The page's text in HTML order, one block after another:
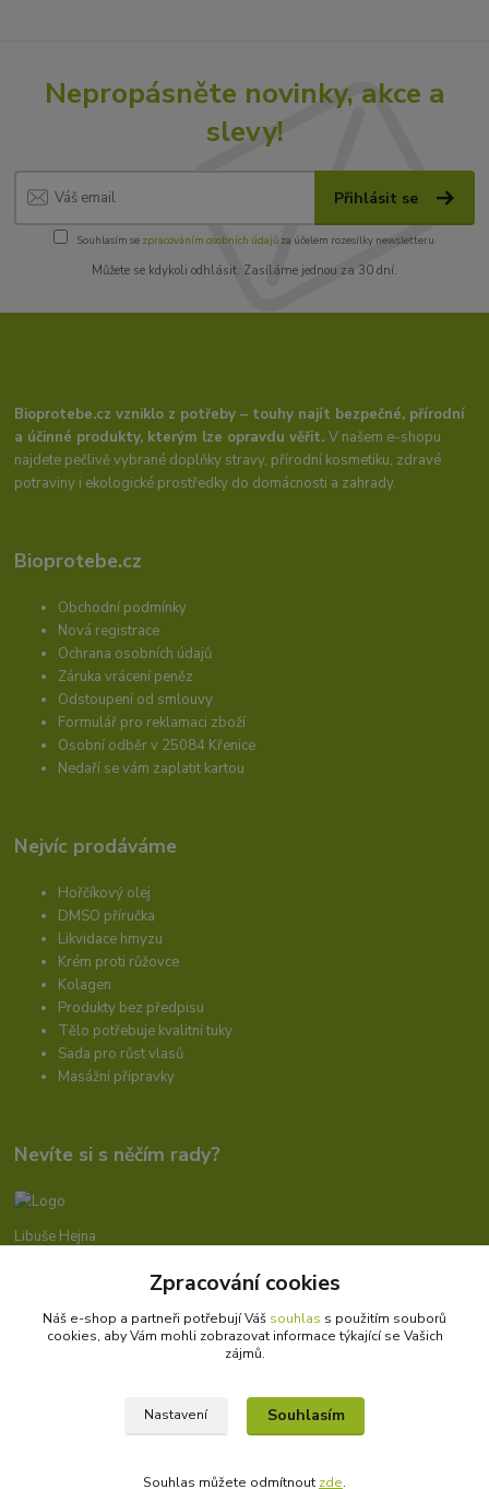
Nepropásněte novinky, akce a
slevy!
Přihlásit se
Souhlasím se zpracováním osobních údajůza účelem rozesílky newsletteru.
Můžete se kdykoli odhlásit. Zasíláme jednou za 30 dní.
Bioprotebe.cz vzniklo z potřeby – touhy najít bezpečné, přírodní
a účinné produkty, kterým lze opravdu věřit.V našem e-shopu
najdete pečlivě vybrané doplňky stravy, přírodní kosmetiku, zdravé
potraviny i ekologické prostředky do domácnosti a zahrady.
Bioprotebe.cz
Obchodní podmínky
Nová registrace
Ochrana osobních údajů
Záruka vrácení peněz
Odstoupení od smlouvy
Formulář pro reklamaci zboží
Osobní odběr v 25084 Křenice
Nedaří se vám zaplatit kartou
Nejvíc prodáváme
Hořčíkový olej
DMSO příručka
Likvidace hmyzu
Krém proti růžovce
Kolagen
Produkty bez předpisu
Tělo potřebuje kvalitní tuky
Sada pro růst vlasů
Masážní přípravky
Nevíte si s něčím rady?
Libuše Hejna
info@bioprotebe.cz
Přírodní certifikované produkty Webdesign
Zpracování cookies
Náš e-shop a partneři potřebují Váš souhlas s použitím souborů
cookies, aby Vám mohli zobrazovat informace týkající se Vašich
zájmů.
Nastavení Souhlasím
Souhlas můžete odmítnout zde.